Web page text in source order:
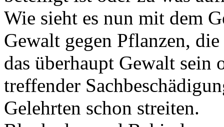
Wie sieht es nun mit dem
Gewalt gegen Pflanzen,
das überhaupt Gewalt sein
treffender
Gelehrten schon streiten.